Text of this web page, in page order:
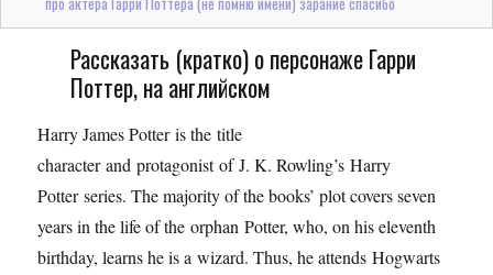
Рассказать (кратко) о персонаже Гарри
Поттер, на английском
Harry James Potter is the title
character and protagonist of J. K. Rowling’s Harry
Potter series. The majority of the books’ plot covers seven
years in the life of the orphan Potter, who, on his eleventh
birthday, learns he is a wizard. Thus, he attends Hogwarts